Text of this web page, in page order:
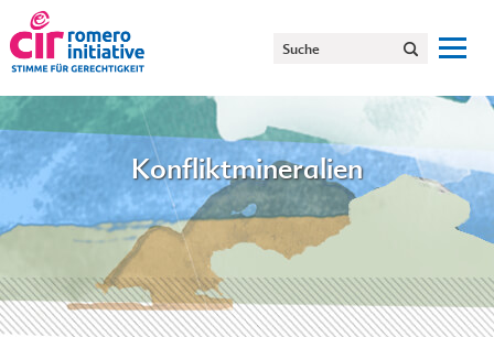
Konfliktmineralien